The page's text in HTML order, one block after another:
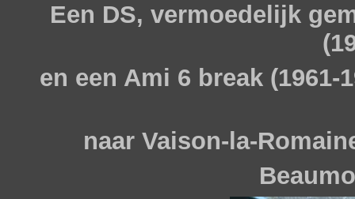
Een DS, vermoedelijk
en een Ami 6 break
naar Vaison-la-